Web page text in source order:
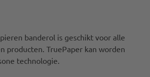
banderol is geschikt voor alle
producten. TruePaper kan worden
technologie.​